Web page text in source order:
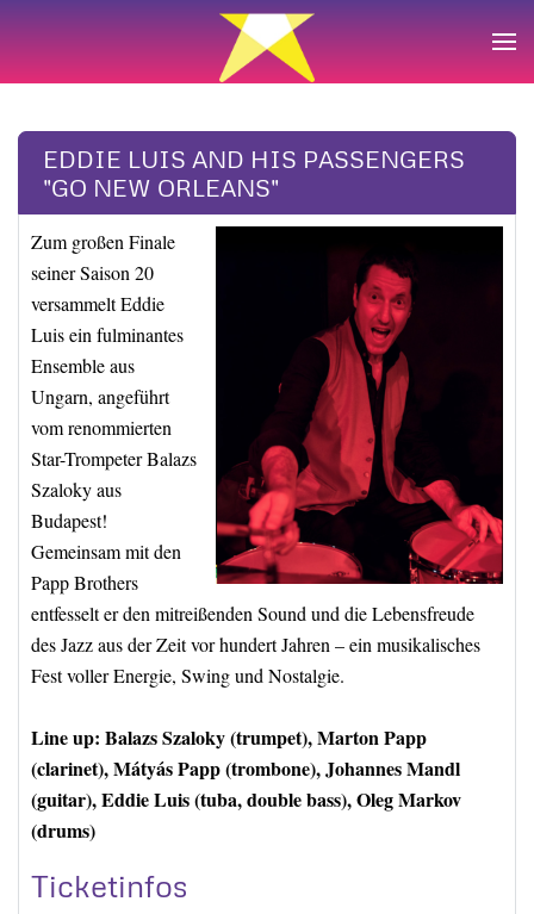
Zum Hauptinhalt springen
EDDIE LUIS AND HIS PASSENGERS
"GO NEW ORLEANS"
Zum großen Finale
seiner Saison 20
versammelt Eddie
Luis ein fulminantes
Ensemble aus
Ungarn, angeführt
vom renommierten
Star-Trompeter Balazs
Szaloky aus
Budapest!
Gemeinsam mit den
Papp Brothers
entfesselt er den mitreißenden Sound und die Lebensfreude
des Jazz aus der Zeit vor hundert Jahren – ein musikalisches
Fest voller Energie, Swing und Nostalgie.
Line up: Balazs Szaloky (trumpet), Marton Papp
(clarinet), Mátyás Papp (trombone), Johannes Mandl
(guitar), Eddie Luis (tuba, double bass), Oleg Markov
(drums)
Ticketinfos